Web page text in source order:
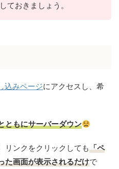
ておきましょう。
込みページにアクセスし、希
ともにサーバーダウン
リンクをクリックしても「ペ
た画面が表示されるだけで